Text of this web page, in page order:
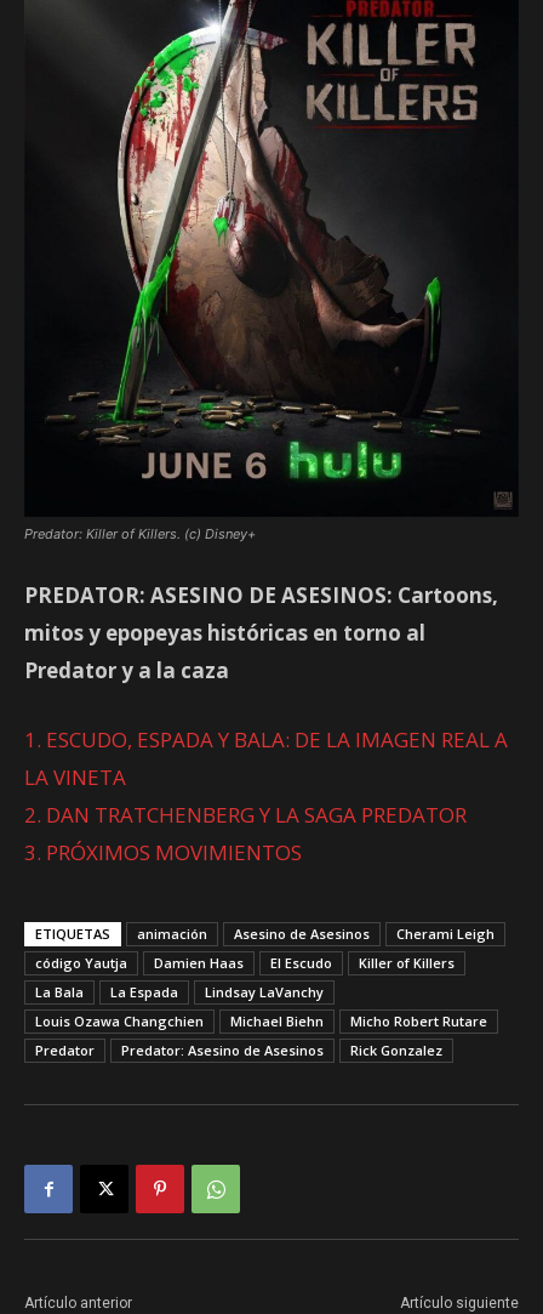
Predator: Killer of Killers. (c) Disney+
PREDATOR: ASESINO DE ASESINOS: Cartoons,
mitos y epopeyas históricas en torno al
Predator y a la caza
1. ESCUDO, ESPADA Y BALA: DE LA IMAGEN REAL A
LA VINETA
2. DAN TRATCHENBERG Y LA SAGA PREDATOR
3. PRÓXIMOS MOVIMIENTOS
ETIQUETAS animación Asesino de Asesinos
Cherami Leigh
código Yautja
Damien Haas El Escudo
Killer of Killers
La Bala
La Espada
Lindsay LaVanchy
Louis Ozawa Changchien
Michael Biehn
Micho Robert Rutare
Predator
Predator: Asesino de Asesinos Rick Gonzalez
Artículo anterior Artículo siguiente